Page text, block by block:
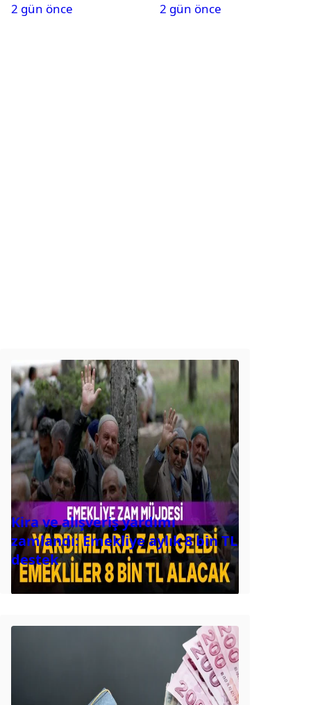
2 gün önce
2 gün önce
Kira ve alışveriş yardımı
zamlandı: Emekliye aylık 8 bin TL
destek